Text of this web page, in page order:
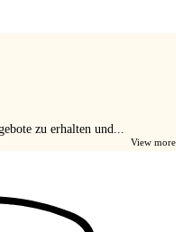
zu erhalten und...
View more